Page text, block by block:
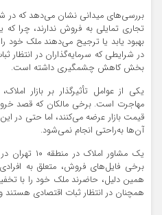
بررسی‌های میدانی نشان می‌دهد که در
تجاری تمایلی به فروش ندارند، چرا که
بهبود یابد یا ترجیح می‌دهند ملک خود
در شرایطی که سرمایه‌گذاران در انتظار
بخش کاهش چشمگیری داشته است.
یکی از عوامل تأثیرگذار بر بازار
مهاجرت است. برخی مالکان که قصد خروج
قیمت بازار عرضه می‌کنند، اما حتی در
آن‌ها به‌راحتی انجام نمی‌شود.
یک مشاور
برخی فایل‌های فروش، متعلق به
همین دلیل، حاضرند ملک خود را با
همچنان در انتظار ثبات اقتصادی